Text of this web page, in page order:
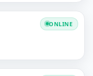
ONLINE